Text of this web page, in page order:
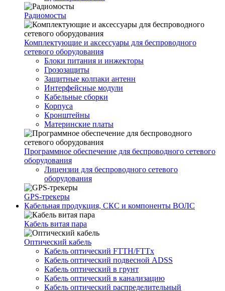
Радиомосты
Комплектующие и аксессуары для беспроводного
сетевого оборудования
Блоки питания и инжекторы
Грозозащиты
Защитные колпаки антенн
Интерфейсные модули
Кабельные сборки
Корпуса
Кронштейны
Материнские платы
Программное обеспечение для беспроводного сетевого
оборудования
Лицензии для беспроводного сетевого
оборудования
GPS-трекеры
Кабельная продукция, СКС и компоненты ВОЛС
Кабель витая пара
Оптический кабель
Кабель оптический FTTH/FTTx
Кабель оптический подвесной ADSS
Кабель оптический в грунт
Кабель оптический в канализацию
Кабель оптический распределительный